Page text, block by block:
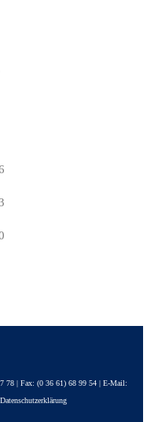
78 | Fax: (0 36 61) 68 99 54 | E-Mail:
Datenschutzerklärung